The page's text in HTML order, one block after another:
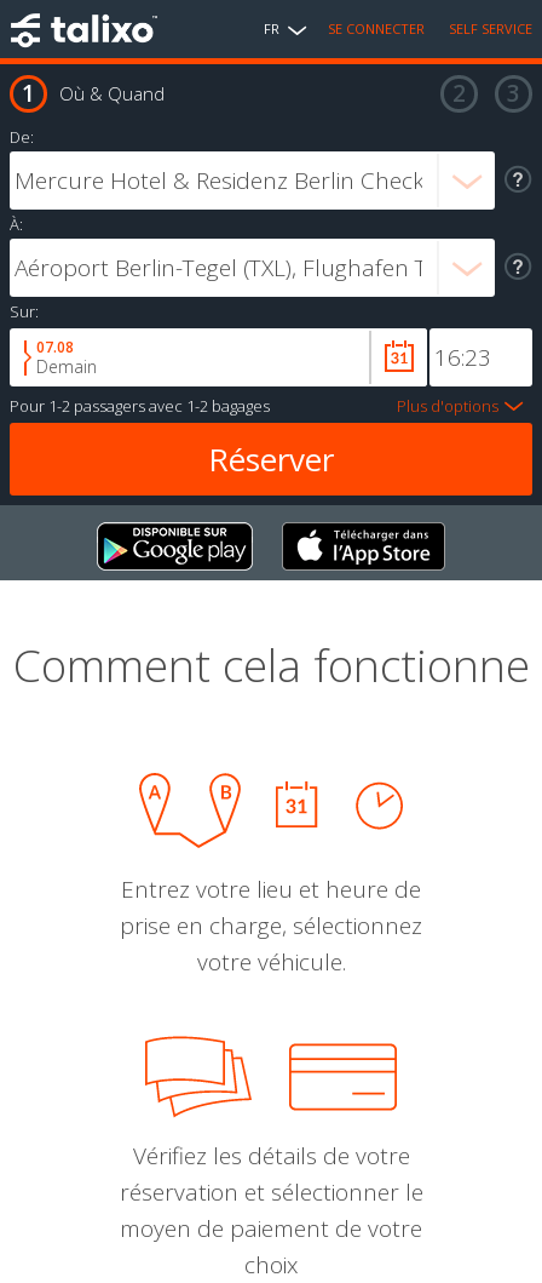
FR SE CONNECTER SELF SERVICE
Où & Quand
De:
À:
Sur:
07.08
Demain
Pour 1-2 passagersavec 1-2 bagages Plus d'options
Comment cela fonctionne
Entrez votre lieu et heure de
prise en charge, sélectionnez
votre véhicule.
Vérifiez les détails de votre
réservation et sélectionner le
moyen de paiement de votre
choix